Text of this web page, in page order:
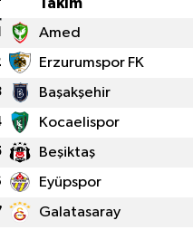
Amed
Erzurumspor FK
Başakşehir
Kocaelispor
Beşiktaş
Eyüpspor
Galatasaray